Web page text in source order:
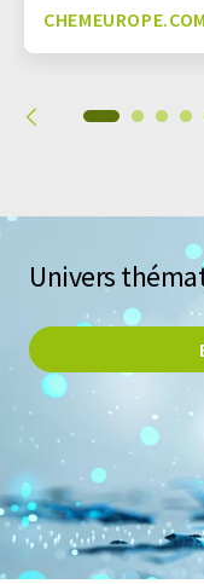
CHEMEUROPE.COM
Univers